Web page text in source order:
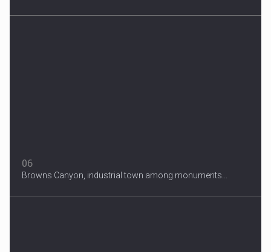
06
Browns Canyon, industrial town among monuments...